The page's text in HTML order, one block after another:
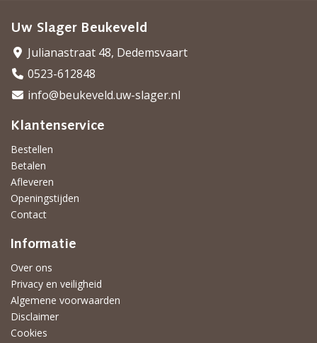
Uw Slager Beukeveld
Julianastraat 48, Dedemsvaart
0523-612848
info@beukeveld.uw-slager.nl
Klantenservice
Bestellen
Betalen
Afleveren
Openingstijden
Contact
Informatie
Over ons
Privacy en veiligheid
Algemene voorwaarden
Disclaimer
Cookies